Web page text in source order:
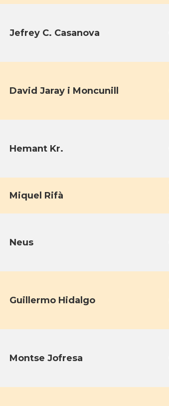
Jefrey C. Casanova
David Jaray i Moncunill
Hemant Kr.
Miquel Rifà
Neus
Guillermo Hidalgo
Montse Jofresa